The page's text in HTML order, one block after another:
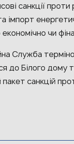
санкції проти
імпорт
чи
Служба
до Білого дому
санкцій